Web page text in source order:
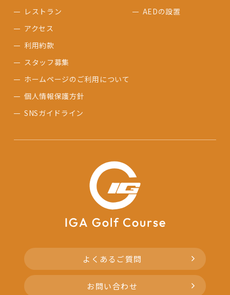
よくあるご質問
お問い合わせ
レストラン
アクセス
AEDの設置
利用約款
スタッフ募集
ホームページのご利用について
個人情報保護方針
SNSガイドライン